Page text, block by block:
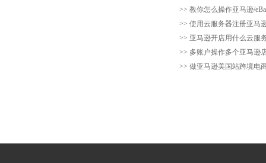
>> 教你怎么操作亚马逊/
>> 使用云服务器注册亚马
>> 亚马逊开店用什么云服
>> 多账户操作多个亚马逊
>> 做亚马逊美国站跨境电